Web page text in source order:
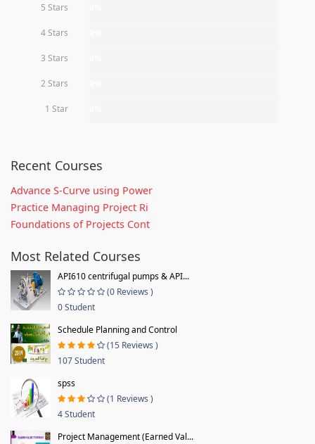
5 Stars
4 Stars
3 Stars
2 Stars
1 Star
Recent Courses
Advance S-Curve using Power
Practice Managing Project Ri
Foundations of Projects Cont
Most Related Courses
API610 centrifugal pumps & API...
(0 Reviews )
0 Student
Schedule Planning and Control
(15 Reviews )
107 Student
spss
(1 Reviews )
4 Student
Project Management (Earned Val...